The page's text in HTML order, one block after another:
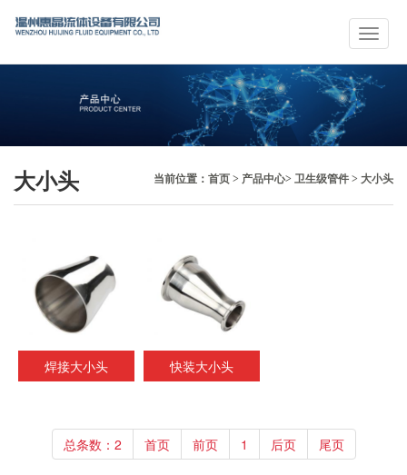
大小头 当前位置： 首页 > 产品中心> 卫生级管件 > 大小头
焊接大小头 快装大小头
总条数：2 首页 前页 1 后页 尾页